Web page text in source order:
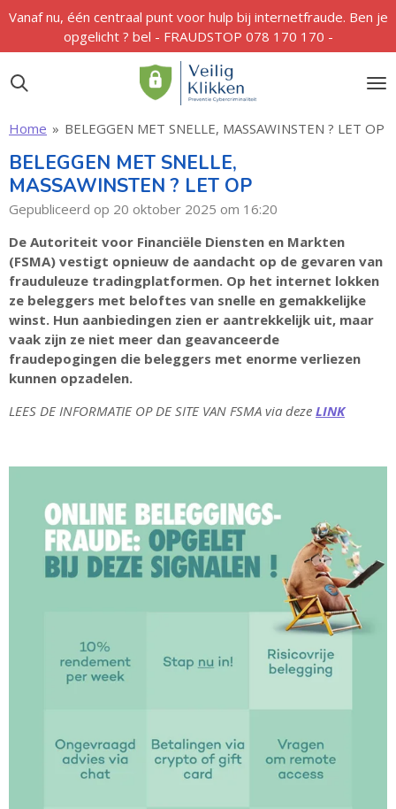
Ga
naar
de
hoofdinhoud
Vanaf nu, één centraal punt voor hulp bij internetfraude. Ben je
opgelicht ? bel - FRAUDSTOP 078 170 170 -
Home » BELEGGEN MET SNELLE, MASSAWINSTEN ? LET OP
BELEGGEN MET SNELLE,
MASSAWINSTEN ? LET OP
Gepubliceerd op 20 oktober 2025 om 16:20
De Autoriteit voor Financiële Diensten en Markten
(FSMA) vestigt opnieuw de aandacht op de gevaren van
frauduleuze tradingplatformen. Op het internet lokken
ze beleggers met beloftes van snelle en gemakkelijke
winst. Hun aanbiedingen zien er aantrekkelijk uit, maar
vaak zijn ze niet meer dan geavanceerde
fraudepogingen die beleggers met enorme verliezen
kunnen opzadelen.
LEES DE INFORMATIE OP DE SITE VAN FSMA via deze LINK